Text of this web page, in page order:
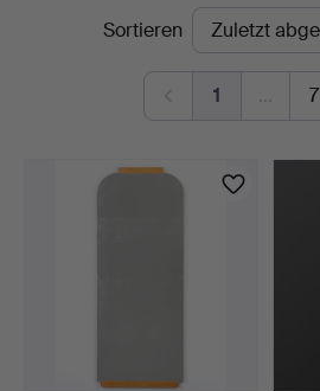
Sundsvall
LaufendeSortieren
1 … 7